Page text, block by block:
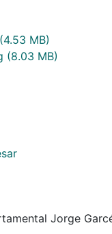
(4.53 MB)
(8.03 MB)
Jorge